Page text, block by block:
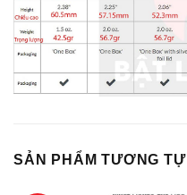
SẢN PHẨM TƯƠNG TỰ